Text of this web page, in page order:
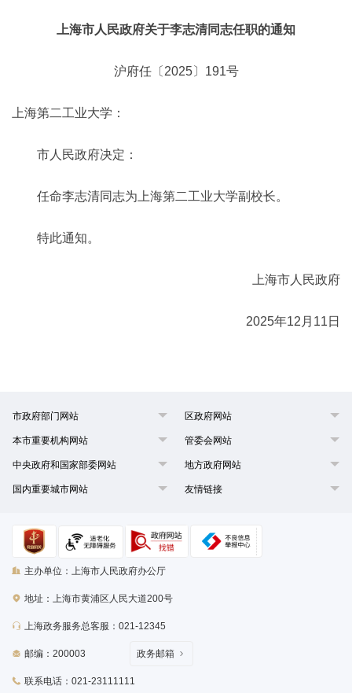
上海市人民政府关于李志清同志任职的通知
沪府任〔2025〕191号
上海第二工业大学：
市人民政府决定：
任命李志清同志为上海第二工业大学副校长。
特此通知。
上海市人民政府
2025年12月11日
市政府部门网站 区政府网站
本市重要机构网站 管委会网站
中央政府和国家部委网站 地方政府网站
国内重要城市网站 友情链接
主办单位：上海市人民政府办公厅
地址：上海市黄浦区人民大道200号
上海政务服务总客服：021-12345
邮编：200003
联系电话：021-23111111
政务邮箱